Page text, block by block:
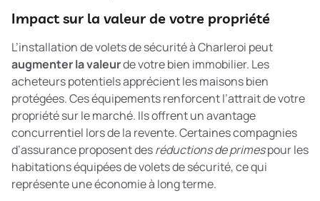
Impact sur la valeur de votre propriété
L’installation de volets de sécurité à Charleroi peut
augmenter la valeurde votre bien immobilier. Les
acheteurs potentiels apprécient les maisons bien
protégées. Ces équipements renforcent l’attrait de votre
propriété sur le marché. Ils offrent un avantage
concurrentiel lors de la revente. Certaines compagnies
d’assurance proposent desréductions de primespour les
habitations équipées de volets de sécurité, ce qui
représente une économie à long terme.